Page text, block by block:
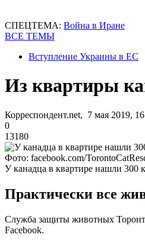
СПЕЦТЕМА: Война в Иране
ВСЕ ТЕМЫ
Вступление Украины в ЕС
Из квартиры
Корреспондент.net, 7 мая 2019,
0
13180
Фото: facebook.com/
У канадца в квартире нашли 300
Практически все
Служба защиты животных
Facebook.